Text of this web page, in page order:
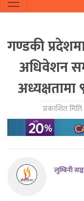
गण्डकी
अधिवेशन
प्रकाशित मिति
लुम्बिनी